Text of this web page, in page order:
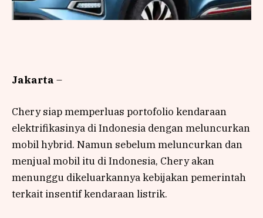
Jakarta –
Chery siap memperluas portofolio kendaraan
elektrifikasinya di Indonesia dengan meluncurkan
mobil hybrid. Namun sebelum meluncurkan dan
menjual mobil itu di Indonesia, Chery akan
menunggu dikeluarkannya kebijakan pemerintah
terkait insentif kendaraan listrik.